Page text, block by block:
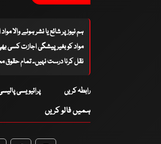
ہم نیوز پر شائع یا نشر ہونے والا
مواد کو بغیر پیشگی اجازت کسی
نقل کرنا درست نہیں۔ تمام حقوق
رابطہ کریں پرائیویسی
ہمیں فالو کریں